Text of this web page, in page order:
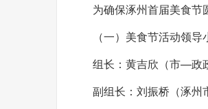
为确保涿州首届美食节
（一）美食节活动领导
组长：黄吉欣（市—政
副组长：刘振桥（涿州